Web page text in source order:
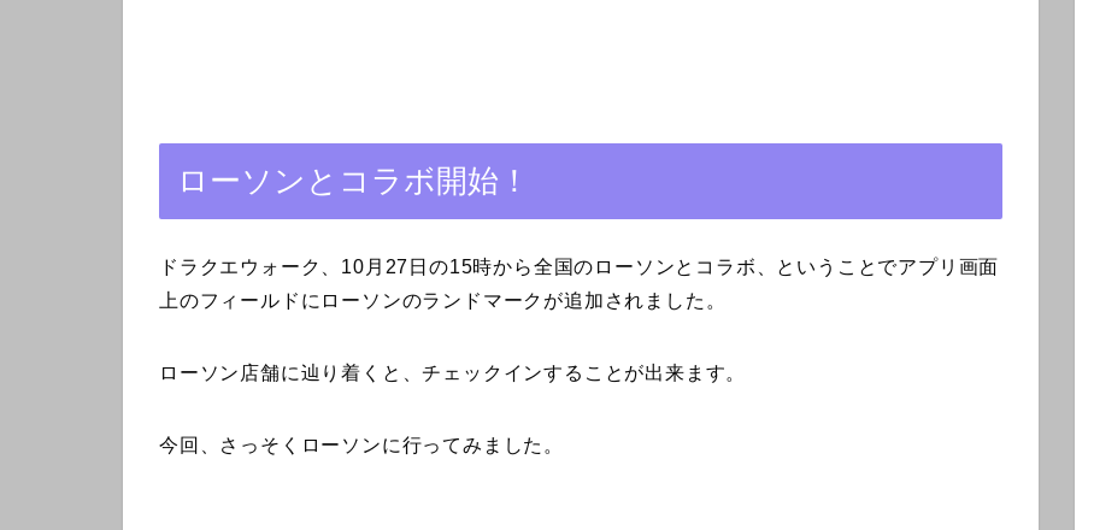
ローソンとコラボ開始！
ドラクエウォーク、10月27日の15時から全国のローソンとコラボ、ということでアプリ画面
上のフィールドにローソンのランドマークが追加されました。
ローソン店舗に辿り着くと、チェックインすることが出来ます。
今回、さっそくローソンに行ってみました。